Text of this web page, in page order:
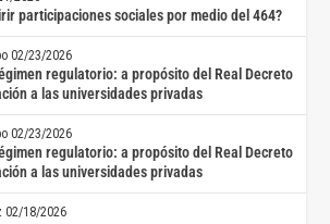
participaciones sociales por medio del 464?
02/23/2026
regulatorio: a propósito del Real Decreto
a las universidades privadas
02/23/2026
regulatorio: a propósito del Real Decreto
a las universidades privadas
02/18/2026